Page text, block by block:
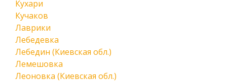
Кухари
Кучаков
Лаврики
Лебедевка
Лебедин (Киевская обл.)
Лемешовка
Леоновка (Киевская обл.)